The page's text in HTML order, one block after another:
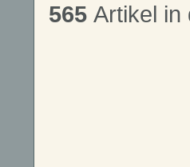
565 Artikel in